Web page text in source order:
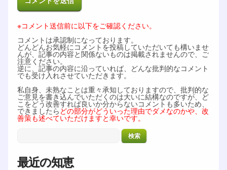
※コメント送信前に以下をご確認ください。
コメントは承認制になっております。
どんどんお気軽にコメントを投稿していただいても構いませ
んが、記事の内容と関係ないものは掲載されませんので、ご
注意ください。
逆に、記事の内容に沿っていれば、どんな批判的なコメント
でも受け入れさせていただきます。
私自身、未熟なことは重々承知しておりますので、批判的な
ご意見を書き込んでいただくのは大いに結構なのですが、ど
こをどう改善すれば良いか分からないコメントも多いため、
できましたら どの部分がどういった理由でダメなのかや、改
善策も述べていただけますと幸いです。
最近の知恵